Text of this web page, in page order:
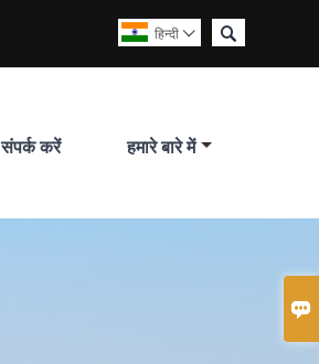


हिन्दी 
करें हमारे बारे में